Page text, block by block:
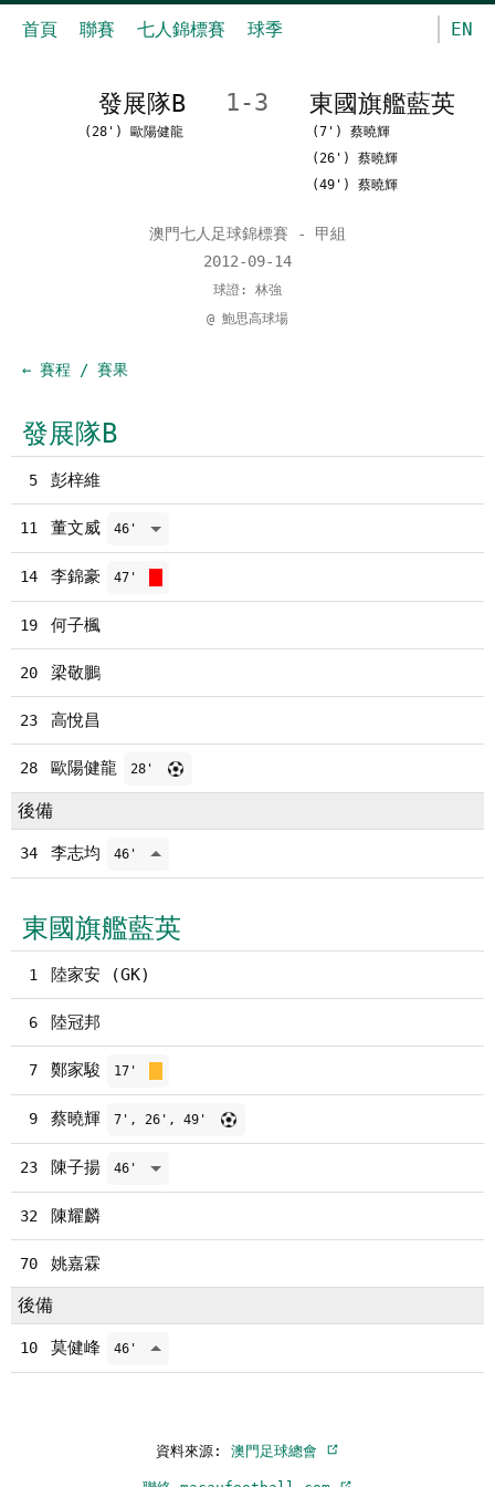
首頁 聯賽 七人錦標賽 球季 EN
發展隊B 1-3 東國旗艦藍英
(28') 歐陽健龍
(7') 蔡曉輝
(26') 蔡曉輝
(49') 蔡曉輝
澳門七人足球錦標賽 - 甲組
2012-09-14
球證: 林強
@ 鮑思高球場
← 賽程 / 賽果
發展隊B
5 彭梓維
11 董文威 46'
14 李錦豪 47'
19 何子楓
20 梁敬鵬
23 高悅昌
28 歐陽健龍 28'
後備
34 李志均 46'
東國旗艦藍英
1 陸家安 (GK)
6 陸冠邦
7 鄭家駿 17'
9 蔡曉輝 7', 26', 49'
23 陳子揚 46'
32 陳耀麟
70 姚嘉霖
後備
10 莫健峰 46'
資料來源: 澳門足球總會